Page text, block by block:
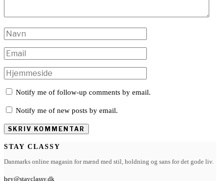
Notify me of follow-up comments by email.
Notify me of new posts by email.
STAY CLASSY
Danmarks online magasin for mænd med stil, holdning og sans for det gode liv.
hey@stayclassy.dk